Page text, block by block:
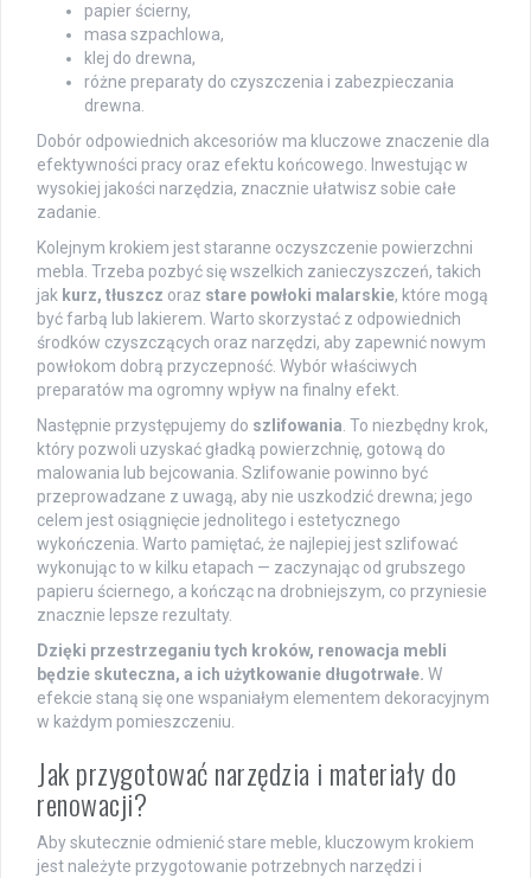
papier ścierny,
masa szpachlowa,
klej do drewna,
różne preparaty do czyszczenia i zabezpieczania
drewna.
Dobór odpowiednich akcesoriów ma kluczowe znaczenie dla
efektywności pracy oraz efektu końcowego. Inwestując w
wysokiej jakości narzędzia, znacznie ułatwisz sobie całe
zadanie.
Kolejnym krokiem jest staranne oczyszczenie powierzchni
mebla. Trzeba pozbyć się wszelkich zanieczyszczeń, takich
jak kurz, tłuszcz oraz stare powłoki malarskie, które mogą
być farbą lub lakierem. Warto skorzystać z odpowiednich
środków czyszczących oraz narzędzi, aby zapewnić nowym
powłokom dobrą przyczepność. Wybór właściwych
preparatów ma ogromny wpływ na finalny efekt.
Następnie przystępujemy do szlifowania. To niezbędny krok,
który pozwoli uzyskać gładką powierzchnię, gotową do
malowania lub bejcowania. Szlifowanie powinno być
przeprowadzane z uwagą, aby nie uszkodzić drewna; jego
celem jest osiągnięcie jednolitego i estetycznego
wykończenia. Warto pamiętać, że najlepiej jest szlifować
wykonując to w kilku etapach — zaczynając od grubszego
papieru ściernego, a kończąc na drobniejszym, co przyniesie
znacznie lepsze rezultaty.
Dzięki przestrzeganiu tych kroków, renowacja mebli
będzie skuteczna, a ich użytkowanie długotrwałe. W
efekcie staną się one wspaniałym elementem dekoracyjnym
w każdym pomieszczeniu.
Jak przygotować narzędzia i materiały do
renowacji?
Aby skutecznie odmienić stare meble, kluczowym krokiem
jest należyte przygotowanie potrzebnych narzędzi i